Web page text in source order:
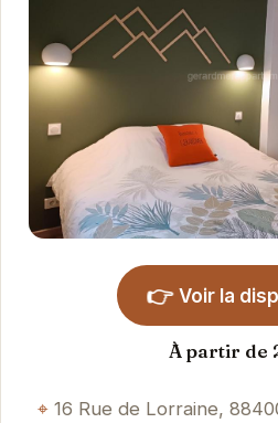
👉 Voir la
À partir de
16 Rue de Lorraine,